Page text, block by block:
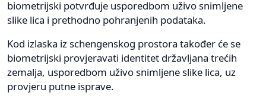
biometrijski potvrđuje usporedbom uživo snimljene
slike lica i prethodno pohranjenih podataka.
Kod izlaska iz schengenskog prostora također će se
biometrijski provjeravati identitet državljana trećih
zemalja, usporedbom uživo snimljene slike lica, uz
provjeru putne isprave.